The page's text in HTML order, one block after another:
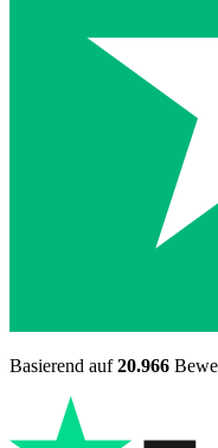
Basierend auf20.966